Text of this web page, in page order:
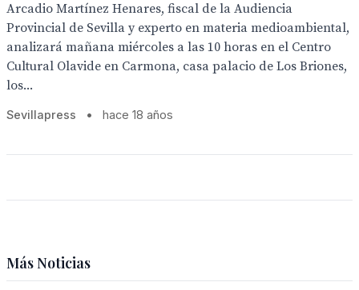
Arcadio Martínez Henares, fiscal de la Audiencia
Provincial de Sevilla y experto en materia medioambiental,
analizará mañana miércoles a las 10 horas en el Centro
Cultural Olavide en Carmona, casa palacio de Los Briones,
los...
Sevillapress • hace 18 años
Más Noticias